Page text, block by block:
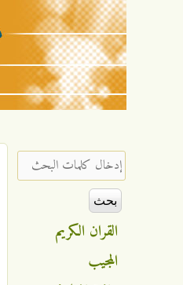
الإشعاع
الإسلامي
‏إدخال كلمات البحث ‏
القران الكريم
المجيب